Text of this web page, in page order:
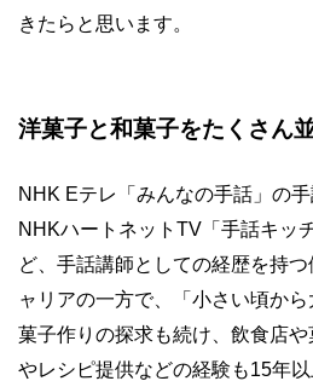
きたらと思います。
洋菓子と和菓子をたくさん
NHK Eテレ「みんなの手話」の
NHKハートネットTV「手話キッ
ど、手話講師としての経歴を持
ャリアの一方で、「小さい頃か
菓子作りの探求も続け、飲食店
やレシピ提供などの経験も15年